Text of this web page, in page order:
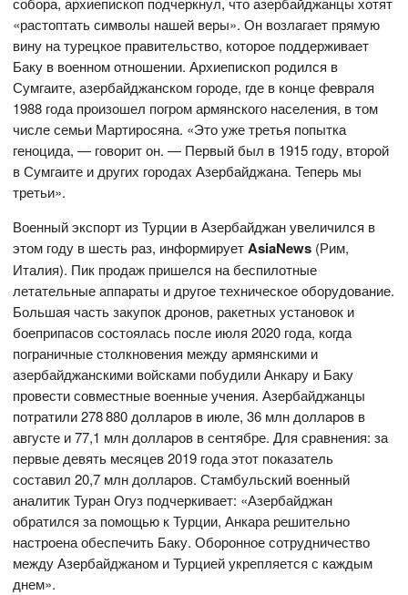
«растоптать символы нашей веры». Он возлагает прямую
вину на турецкое правительство, которое поддерживает
Баку в военном отношении. Архиепископ родился в
Сумгаите, азербайджанском городе, где в конце февраля
1988 года произошел погром армянского населения, в том
числе семьи Мартиросяна. «Это уже третья попытка
геноцида, — говорит он. — Первый был в 1915 году, второй
в Сумгаите и других городах Азербайджана. Теперь мы
третьи».
Военный экспорт из Турции в Азербайджан увеличился в
этом году в шесть раз, информируетAsiaNews (Рим,
Италия). Пик продаж пришелся на беспилотные
летательные аппараты и другое техническое оборудование.
Большая часть закупок дронов, ракетных установок и
боеприпасов состоялась после июля 2020 года, когда
пограничные столкновения между армянскими и
азербайджанскими войсками побудили Анкару и Баку
провести совместные военные учения. Азербайджанцы
потратили 278 880 долларов в июле, 36 млн долларов в
августе и 77,1 млн долларов в сентябре. Для сравнения: за
первые девять месяцев 2019 года этот показатель
составил 20,7 млн долларов. Стамбульский военный
аналитик Туран Огуз подчеркивает: «Азербайджан
обратился за помощью к Турции, Анкара решительно
настроена обеспечить Баку. Оборонное сотрудничество
между Азербайджаном и Турцией укрепляется с каждым
днем».